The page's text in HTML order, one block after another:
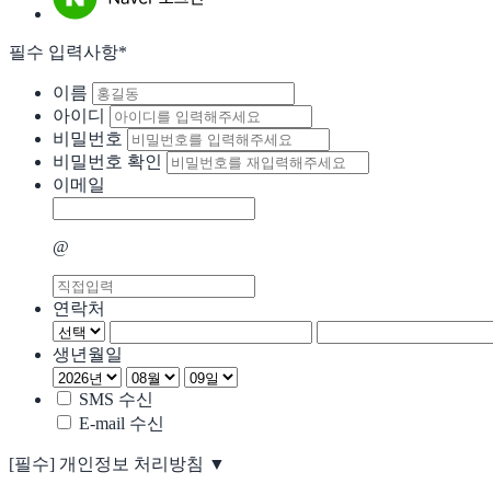
필수 입력사항*
이름
아이디
비밀번호
비밀번호 확인
이메일
@
연락처
생년월일
SMS 수신
E-mail 수신
[필수] 개인정보 처리방침 ▼